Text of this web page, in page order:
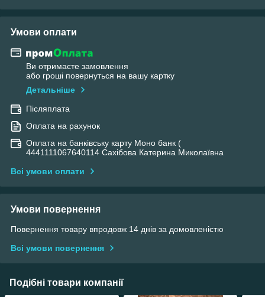
Умови оплати
Ви отримаєте замовлення
або гроші повернуться на вашу картку
Детальніше
Післяплата
Оплата на рахунок
Оплата на банківську карту Моно банк (
4441111067640114 Сахібова Катерина Миколаївна
Всі умови оплати
Умови повернення
Повернення товару впродовж 14 днів за домовленістю
Всі умови повернення
Подібні товари компанії